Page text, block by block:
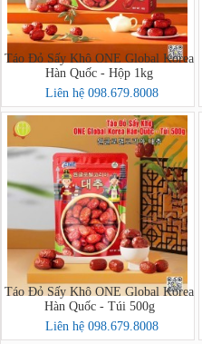
Táo Đỏ Sấy Khô ONE Global Korea
Hàn Quốc - Hộp 1kg
Liên hệ 098.679.8008
Táo Đỏ Sấy Khô ONE Global Korea
Hàn Quốc - Túi 500g
Liên hệ 098.679.8008